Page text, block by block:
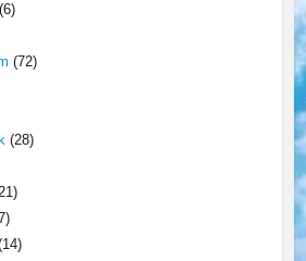
(72)
(28)